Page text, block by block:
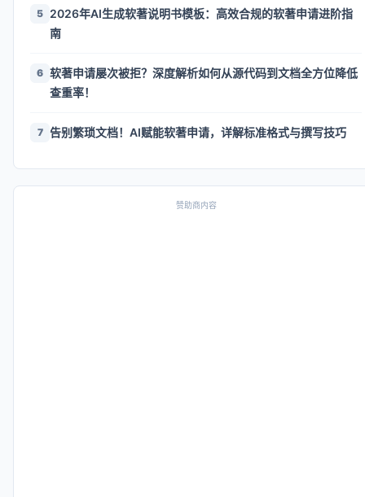
5 2026年AI生成软著说明书模板：高效合规的软著申请进阶指
南
6 软著申请屡次被拒？深度解析如何从源代码到文档全方位降低
查重率！
7 告别繁琐文档！AI赋能软著申请，详解标准格式与撰写技巧
赞助商内容